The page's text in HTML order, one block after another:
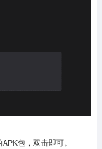
包，双击即可。